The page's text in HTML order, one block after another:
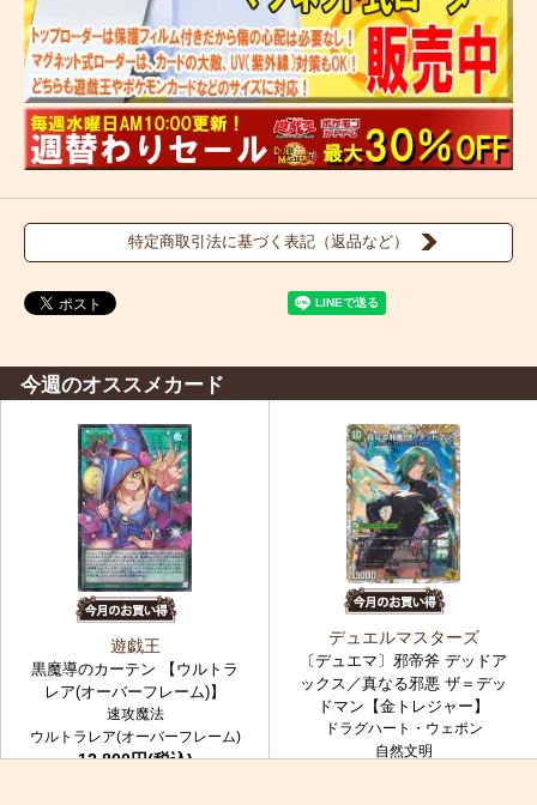
特定商取引法に基づく表記（返品など）
今週のオススメカード
遊戯王
黒魔導のカーテン 【ウルトラ
レア(オーバーフレーム)】
速攻魔法
ウルトラレア(オーバーフレーム)
12,800円(税込)
デュエルマスターズ
〔デュエマ〕邪帝斧 デッドア
ックス／真なる邪悪 ザ＝デッ
ドマン【金トレジャー】
ドラグハート・ウェポン
自然文明